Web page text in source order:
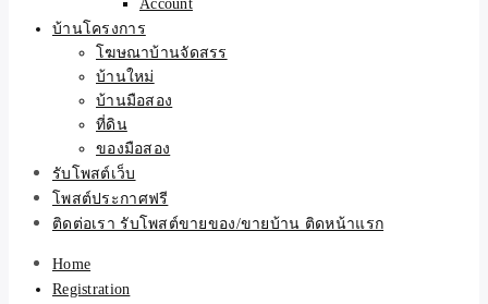
Account
บ้านโครงการ
โฆษณาบ้านจัดสรร
บ้านใหม่
บ้านมือสอง
ที่ดิน
ของมือสอง
รับโพสต์เว็บ
โพสต์ประกาศฟรี
ติดต่อเรา รับโพสต์ขายของ/ขายบ้าน ติดหน้าแรก
Home
Registration